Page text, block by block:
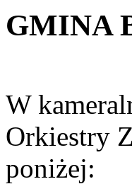
GMINA
W
Orkiestry
poniżej: